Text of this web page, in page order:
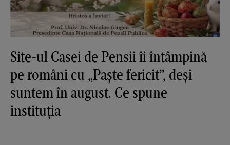
Site-ul Casei de Pensii îi întâmpină
pe români cu „Paște fericit”, deși
suntem în august. Ce spune
instituția